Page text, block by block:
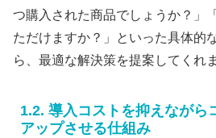
つ購入された商品でしょうか？」
ただけますか？」といった具体的
ら、最適な解決策を提案してくれま
1.2. 導入コストを抑えながら
アップさせる仕組み